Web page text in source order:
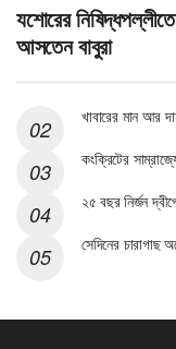
যশোরের
আসতেন বাবুরা
খাবারের মান আর
কংক্রিটের
২৫ বছর নির্জন
সেদিনের চারাগাছ